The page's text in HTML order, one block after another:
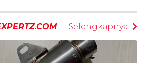
Selengkapnya